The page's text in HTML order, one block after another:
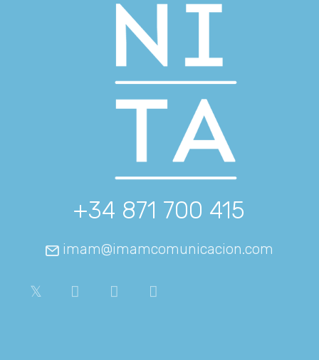
+34 871 700 415
imam@imamcomunicacion.com